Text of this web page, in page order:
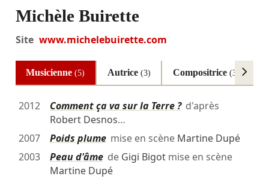
Michèle Buirette
Site www.michelebuirette.com
Musicienne(5) Autrice (3) Compositrice(3)
2012 Comment ça va sur la Terre ?d'après
Robert Desnos…
2007
Poids plumemise en scène Martine Dupé
2003
Peau d'âmede Gigi Bigotmise en scène
Martine Dupé